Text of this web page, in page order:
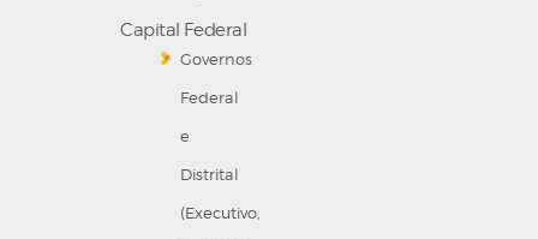
Capital Federal
Governos
Federal
e
Distrital
(Executivo,